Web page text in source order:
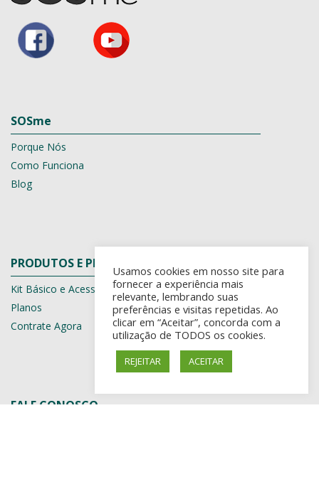
SOSme
Porque Nós
Como Funciona
Blog
PRODUTOS E PLANOS
Kit Básico e Acessórios
Planos
Contrate Agora
FALE CONOSCO
Usamos cookies em nosso site para
fornecer a experiência mais
relevante, lembrando suas
preferências e visitas repetidas. Ao
clicar em “Aceitar”, concorda com a
utilização de TODOS os cookies.
REJEITAR ACEITAR